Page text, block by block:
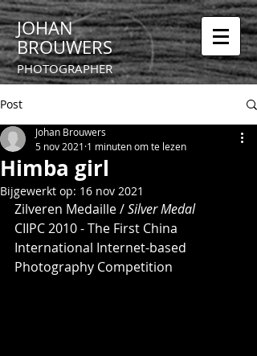
JOHAN
BROUWERS
PHOTOGRAPHER
Post
Himba girl
Johan Brouwers
5 nov 2021 1 minuten om te lezen
Bijgewerkt op: 16 nov 2021
Zilveren Medaille / Silver Medal
CIIPC 2010 - The First China
International Internet-based
Photography Competition